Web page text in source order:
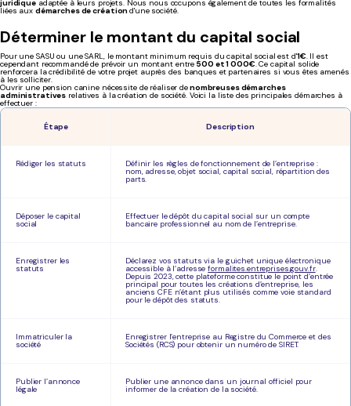
juridiqueadaptée à leurs projets. Nous nous occupons également de toutes les formalités
liées aux démarches de créationd'une société.
Déterminer le montant du capital social
Pour une SASU ou une SARL, le montant minimum requis du capital social est d'1€. Il est
cependant recommandé de prévoir un montant entre 500 et 1 000€. Ce capital solide
renforcera la crédibilité de votre projet auprès des banques et partenaires si vous êtes amenés
à les solliciter.
Ouvrir une pension canine nécessite de réaliser denombreuses démarches
administratives relatives à la création de société. Voici la liste des principales démarches à
effectuer :
Étape Description
Rédiger les statuts Définir les règles de fonctionnement de l’entreprise :
nom, adresse, objet social, capital social, répartition des
parts.
Déposer le capital
social
Effectuer le dépôt du capital social sur un compte
bancaire professionnel au nom de l’entreprise.
Enregistrer les
statuts
Déclarez vos statuts via le guichet unique électronique
accessible à l’adresseformalites.entreprises.gouv.fr.
Depuis 2023, cette plateforme constitue le point d’entrée
principal pour toutes les créations d’entreprise, les
anciens CFE n’étant plus utilisés comme voie standard
pour le dépôt des statuts.
Immatriculer la
société
Enregistrer l’entreprise au Registre du Commerce et des
Sociétés (RCS) pour obtenir un numéro de SIRET.
Publier l’annonce
légale
Publier une annonce dans un journal officiel pour
informer de la création de la société.